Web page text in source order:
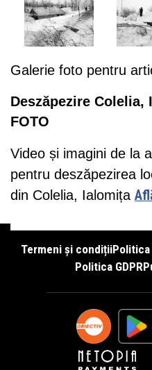
Galerie foto pentru
Deszăpezire Colelia,
FOTO
Video și imagini de la
pentru deszăpezirea
din Colelia, Ialomița
Termeni și condiții
Politica GDPR